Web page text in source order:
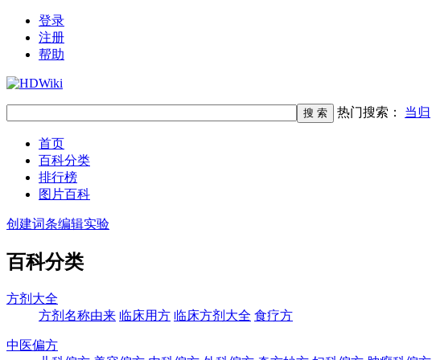
登录
注册
帮助
热门搜索： 当归
首页
百科分类
排行榜
图片百科
创建词条编辑实验
百科分类
方剂大全
方剂名称由来 临床用方 临床方剂大全 食疗方
中医偏方